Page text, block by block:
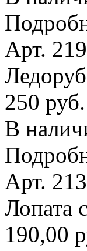
Арт.
250 руб.
В
Арт.
Лопата
190,00